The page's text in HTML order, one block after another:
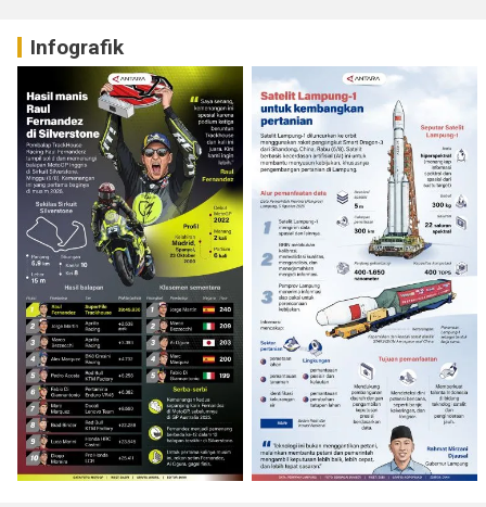
Infografik